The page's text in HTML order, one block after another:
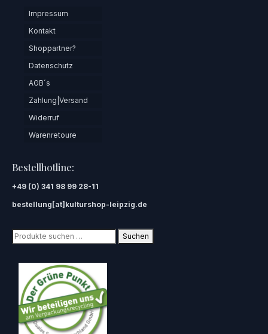
Impressum
Kontakt
Shoppartner?
Datenschutz
AGB´s
Zahlung|Versand
Widerruf
Warenretoure
Bestellhotline:
+49 (0) 341 98 99 28-11
bestellung[at]kulturshop-leipzig.de
Suchen
nach:
Suchen